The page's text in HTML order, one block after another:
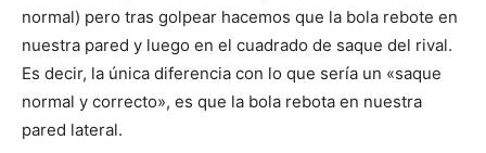
normal) pero tras golpear hacemos que la bola rebote en
nuestra pared y luego en el cuadrado de saque del rival.
Es decir, la única diferencia con lo que sería un «saque
normal y correcto», es que la bola rebota en nuestra
pared lateral.